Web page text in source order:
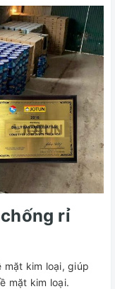
rỉ
mặt kim loại, giúp
mặt kim loại.